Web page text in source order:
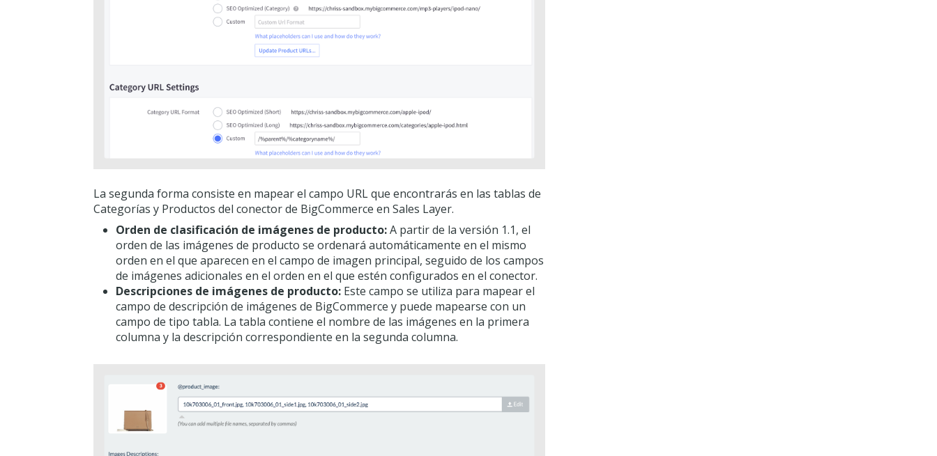
La segunda forma consiste en mapear el campo URL que encontrarás en las tablas de
Categorías y Productos del conector de BigCommerce en Sales Layer.
Orden de clasificación de imágenes de producto:A partir de la versión 1.1, el
orden de las imágenes de producto se ordenará automáticamente en el mismo
orden en el que aparecen en el campo de imagen principal, seguido de los campos
de imágenes adicionales en el orden en el que estén configurados en el conector.
Descripciones de imágenes de producto: Este campo se utiliza para mapear el
campo de descripción de imágenes de BigCommerce y puede mapearse con un
campo de tipo tabla. La tabla contiene el nombre de las imágenes en la primera
columna y la descripción correspondiente en la segunda columna.